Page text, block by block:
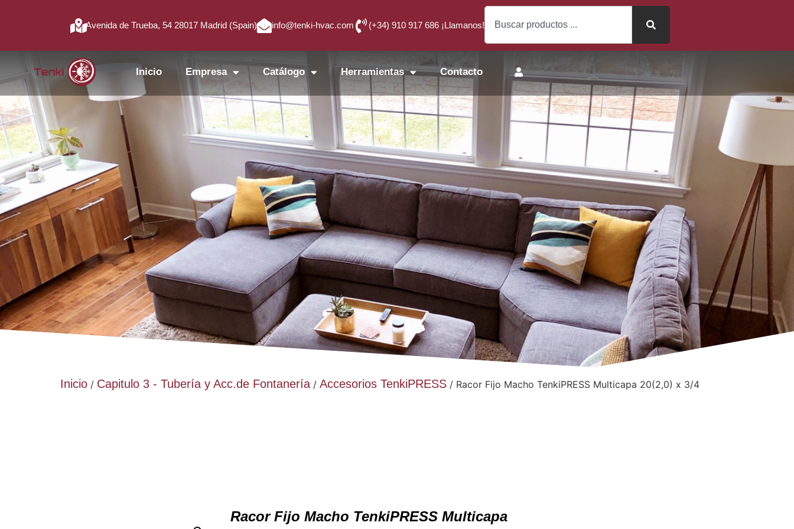
Avenida de Trueba, 54 28017 Madrid (Spain) info@tenki-hvac.com (+34) 910 917 686 ¡Llamanos!
Inicio Empresa Catálogo Herramientas Contacto
Inicio / Capitulo 3 - Tubería y Acc.de Fontanería/ Accesorios TenkiPRESS / Racor Fijo Macho TenkiPRESS Multicapa 20(2,0) x 3/4
Racor Fijo Macho TenkiPRESS Multicapa